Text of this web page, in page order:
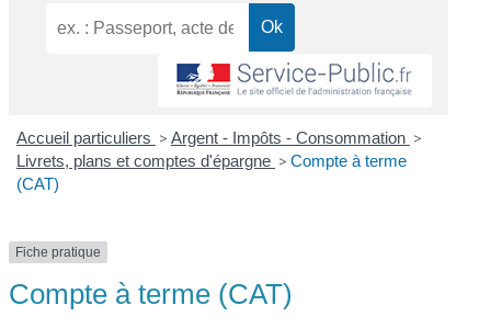
Accueil particuliers > Argent - Impôts - Consommation >
Livrets, plans et comptes d'épargne > Compte à terme
(CAT)
Fiche pratique
Compte à terme (CAT)